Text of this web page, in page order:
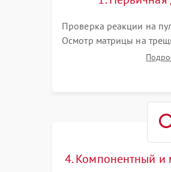
Проверка реакции на
Осмотр матрицы на
звука, наличия
4. Компонентный и